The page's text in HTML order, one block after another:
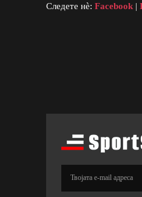
Следете нè: Facebook |